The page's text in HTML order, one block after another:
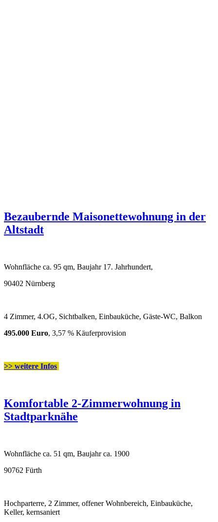
Bezaubernde Maisonettewohnung in der
Altstadt
Wohnfläche ca. 95 qm, Baujahr 17. Jahrhundert,
90402 Nürnberg
4 Zimmer, 4.OG, Sichtbalken, Einbauküche, Gäste-WC, Balkon
495.000 Euro, 3,57 % Käuferprovision
>> weitere Infos
Komfortable 2-Zimmerwohnung in
Stadtparknähe
Wohnfläche ca. 51 qm, Baujahr ca. 1900
90762 Fürth
Hochparterre, 2 Zimmer, offener Wohnbereich, Einbauküche,
Keller, kernsaniert